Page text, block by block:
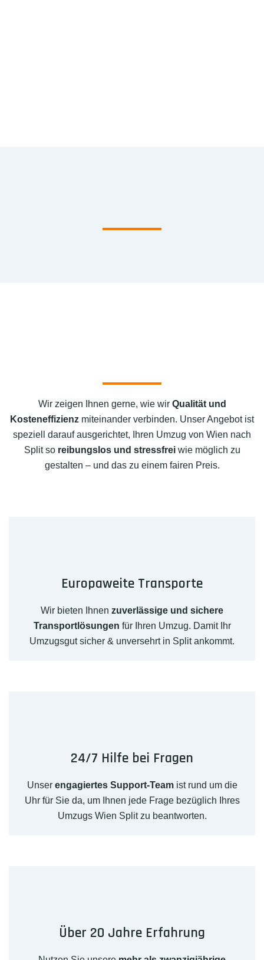
Wir zeigen Ihnen gerne, wie wir Qualität und
Kosteneffizienz miteinander verbinden. Unser Angebot ist
speziell darauf ausgerichtet, Ihren Umzug von Wien nach
Split so reibungslos und stressfreiwie möglich zu
gestalten – und das zu einem fairen Preis.
Europaweite Transporte
Wir bieten Ihnen zuverlässige und sichere
Transportlösungen für Ihren Umzug. Damit Ihr
Umzugsgut sicher & unversehrt in Split ankommt.
24/7 Hilfe bei Fragen
Unser engagiertes Support-Teamist rund um die
Uhr für Sie da, um Ihnen jede Frage bezüglich Ihres
Umzugs Wien Split zu beantworten.
Über 20 Jahre Erfahrung